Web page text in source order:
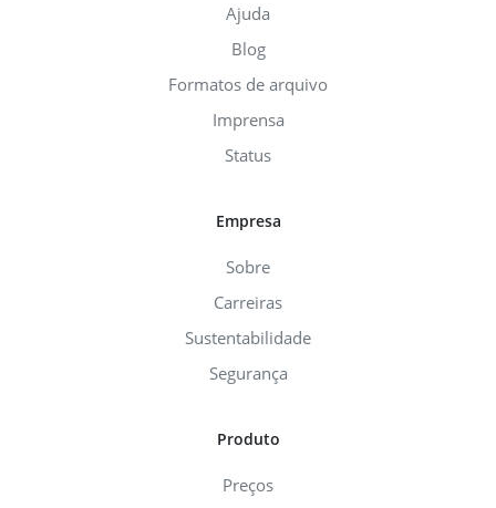
Ajuda
Blog
Formatos de arquivo
Imprensa
Status
Empresa
Sobre
Carreiras
Sustentabilidade
Segurança
Produto
Preços